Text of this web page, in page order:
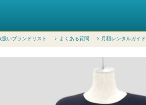
扱いブランドリスト よくある質問 月額レンタルガイド